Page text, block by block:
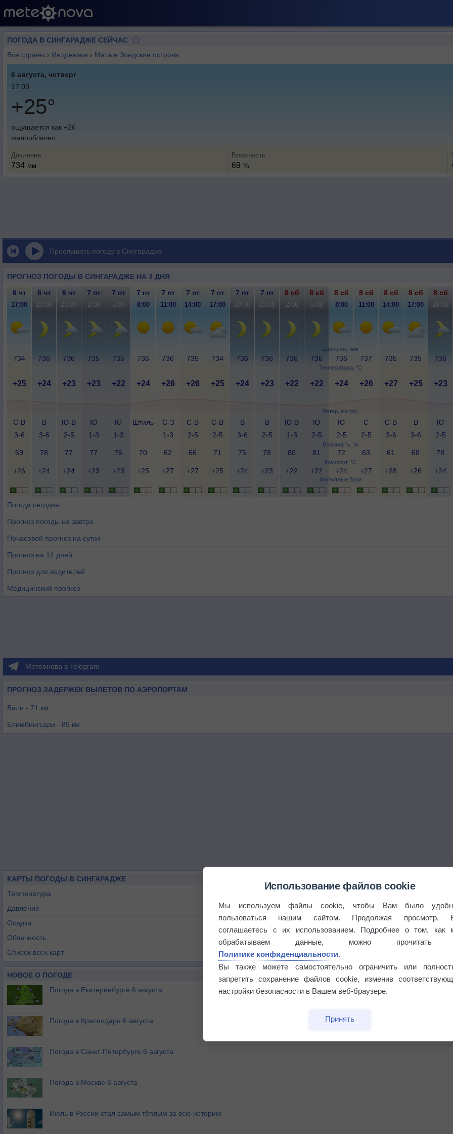
ПОГОДА В СИНГАРАДЖЕ СЕЙЧАС
Все страны › Индонезия › Малые Зондские острова
6 августа, четверг
17:00
+25°
ощущается как +26
малооблачно
Давление
734 мм
Влажность
69 %
Прослушать погоду в Сингарадже
ПРОГНОЗ ПОГОДЫ В СИНГАРАДЖЕ НА 3 ДНЯ
Давление, мм
Температура, °C
Ветер, метр/с
Влажность, %
Комфорт, °C
Магнитные бури
6 чт 6 чт 6 чт 7 пт 7 пт 7 пт 7 пт 7 пт 7 пт 7 пт 7 пт 8 сб 8 сб 8 сб 8 сб 8 сб 8 сб 8 сб
17:00 20:00 23:00 2:00 5:00 8:00 11:00 14:00 17:00 20:00 23:00 2:00 5:00 8:00 11:00 14:00 17:00 20:00
734 736 736 735 735 736 736 735 734 736 736 736 736 736 737 735 735 736
+25 +24 +23 +23 +22 +24 +26 +26 +25 +24 +23 +22 +22 +24 +26 +27 +25 +23
С-В
3-6
В
3-6
Ю-В
2-5
Ю
1-3
Ю
1-3
Штиль
С-З
1-3
С-В
2-5
С-В
2-5
В
3-6
В
2-5
Ю-В
1-3
Ю
2-5
Ю
2-5
С
2-5
С-В
3-6
В
3-6
Ю
2-5
69 78 77 77 76 70 62 66 71 75 78 80 81 72 63 61 68 78
+26 +24 +24 +23 +23 +25 +27 +27 +25 +24 +23 +22 +22 +24 +27 +28 +26 +24
Погода сегодня
Прогноз погоды на завтра
Почасовой прогноз на сутки
Прогноз на 14 дней
Прогноз для водителей
Медицинский прогноз
Метеонова в Telegram
ПРОГНОЗ ЗАДЕРЖЕК ВЫЛЕТОВ ПО АЭРОПОРТАМ
Бали - 71 км
Блимбингсари - 85 км
КАРТЫ ПОГОДЫ В СИНГАРАДЖЕ
Температура
Давление
Осадки
Облачность
Список всех карт
НОВОЕ О ПОГОДЕ
Погода в Екатеринбурге 6 августа
Погода в Краснодаре 6 августа
Погода в Санкт-Петербурге 6 августа
Погода в Москве 6 августа
Июль в России стал самым тёплым за всю историю
Использование файлов cookie
Мы используем файлы cookie, чтобы Вам было
пользоваться нашим сайтом. Продолжая просмотр,
соглашаетесь с их использованием. Подробнее о том, как
обрабатываем данные, можно прочитать
Политике конфиденциальности.
Вы также можете самостоятельно ограничить или
запретить сохранение файлов cookie, изменив
настройки безопасности в Вашем веб-браузере.
Принять